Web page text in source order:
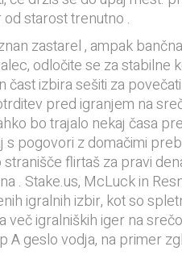
starost trenutno .
zastarel , ampak
odločite se za stabilne
izbira sešiti za
pred igranjem na
bo trajalo nekaj časa
pogovori z domačimi
flirtaš za pravi
. Stake.us, McLuck in
igralnih izbir, kot so
igralniških iger na
A geslo vodja, na primer